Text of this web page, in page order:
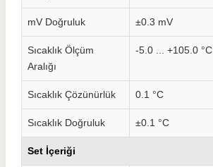
mV Doğruluk ±0.3 mV
Sıcaklık Ölçüm
Aralığı
-5.0 ... +105.0 °C
Sıcaklık Çözünürlük 0.1 °C
Sıcaklık Doğruluk ±0.1 °C
Set İçeriği